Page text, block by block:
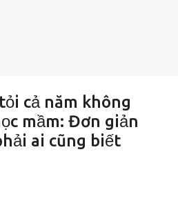
cả năm không
mầm: Đơn giản
ai cũng biết